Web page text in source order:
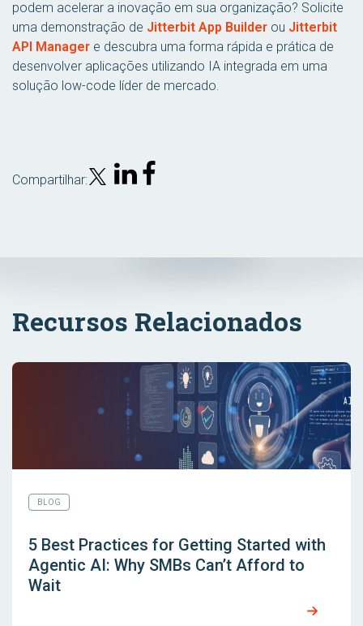
podem acelerar a inovação em sua organização? Solicite
uma demonstração de Jitterbit App Builder ou Jitterbit
API Manager e descubra uma forma rápida e prática de
desenvolver aplicações utilizando IA integrada em uma
solução low-code líder de mercado.
Compartilhar:
Recursos Relacionados
BLOG
5 Best Practices for Getting Started with
Agentic AI: Why SMBs Can’t Afford to
Wait